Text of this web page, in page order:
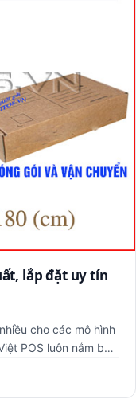
lắp đặt uy tín
cho các mô hình
POS luôn nắm b…